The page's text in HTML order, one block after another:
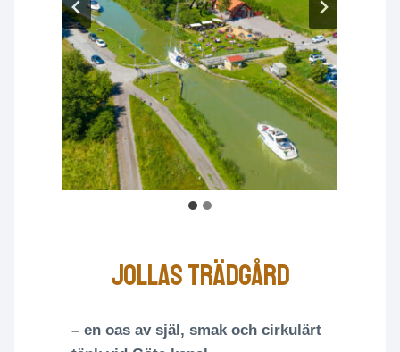
Jollas trädgård
– en oas av själ, smak och cirkulärt